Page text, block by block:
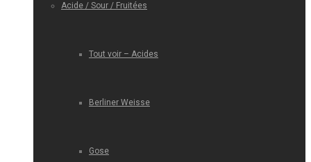
Acide / Sour / Fruitées
Tout voir – Acides
Berliner Weisse
Gose